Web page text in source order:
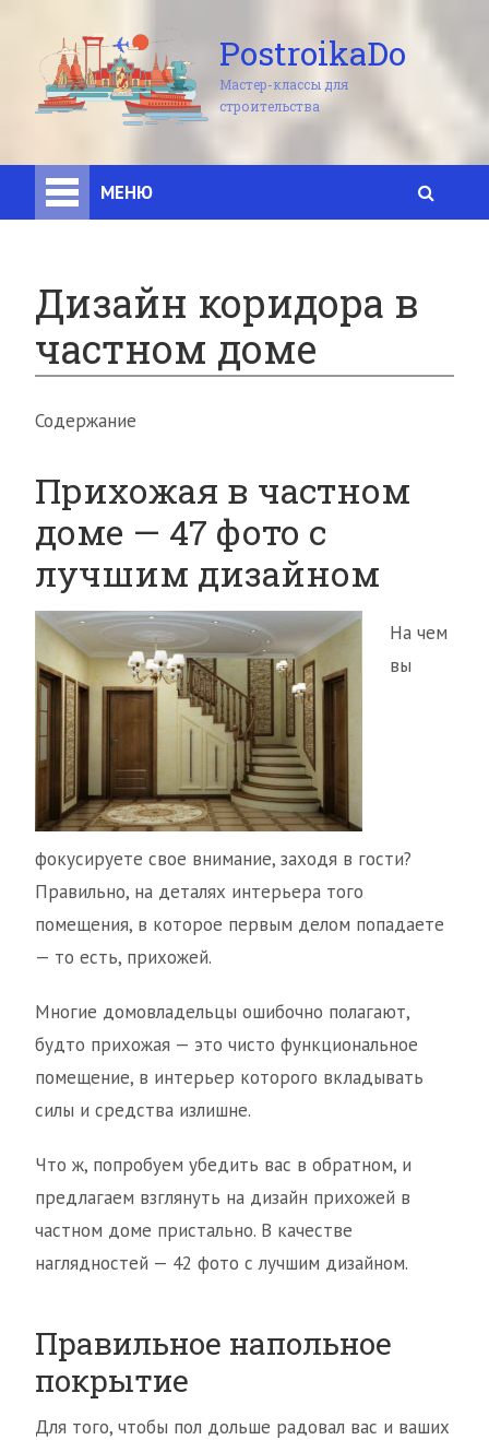
PostroikaDo
Мастер-классы для
строительства
МЕНЮ
Дизайн коридора в
частном доме
Содержание
Прихожая в частном
доме — 47 фото с
лучшим дизайном
На чем
вы
фокусируете свое внимание, заходя в гости?
Правильно, на деталях интерьера того
помещения, в которое первым делом попадаете
— то есть, прихожей.
Многие домовладельцы ошибочно полагают,
будто прихожая — это чисто функциональное
помещение, в интерьер которого вкладывать
силы и средства излишне.
Что ж, попробуем убедить вас в обратном, и
предлагаем взглянуть на дизайн прихожей в
частном доме пристально. В качестве
наглядностей — 42 фото с лучшим дизайном.
Правильное напольное
покрытие
Для того, чтобы пол дольше радовал вас и ваших